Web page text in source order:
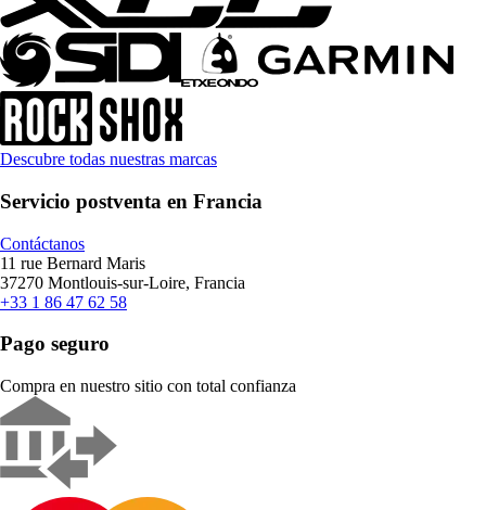
Descubre todas nuestras marcas
Servicio postventa en Francia
Contáctanos
11 rue Bernard Maris
37270 Montlouis-sur-Loire, Francia
+33 1 86 47 62 58
Pago seguro
Compra en nuestro sitio con total confianza